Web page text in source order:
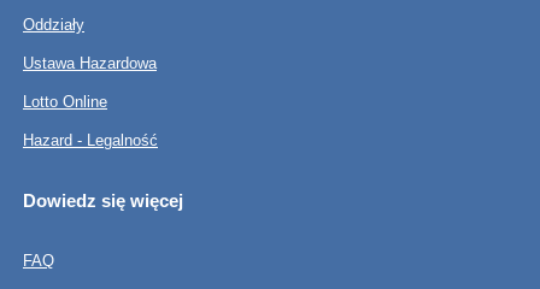
Oddziały
Ustawa Hazardowa
Lotto Online
Hazard - Legalność
Dowiedz się więcej
FAQ